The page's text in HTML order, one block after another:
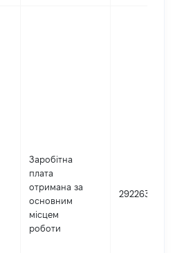
Заробітна
плата
отримана за
основним
місцем
роботи
292263